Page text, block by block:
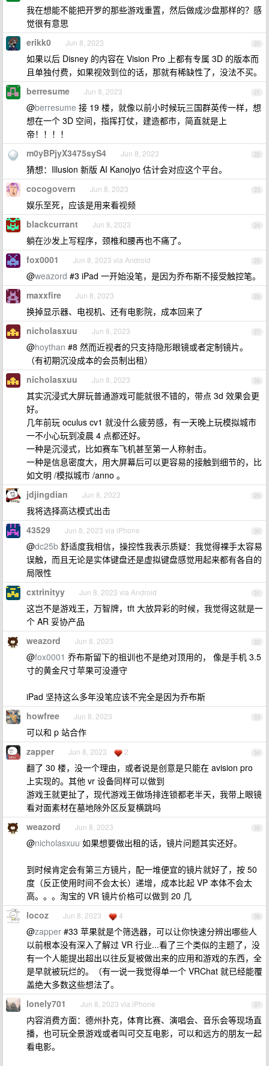
我在想能不能把开罗的那些游戏重置，然后做成沙盘那样的？感
觉很有意思
20
erikk0 Jun 8, 2023
如果以后 Disney 的内容在 Vision Pro 上都有专属 3D 的版本而
且单独付费，如果视效到位的话，那就有稀缺性了，没法不买。
21
berresume Jun 8, 2023
@berresume 接 19 楼，就像以前小时候玩三国群英传一样，想
想在一个 3D 空间，指挥打仗，建造都市，简直就是上
帝！！！！
22
m0yBPjyX3475syS4 Jun 8, 2023
猜想：Illusion 新版 AI Kanojyo 估计会对应这个平台。
23
cocogovern Jun 8, 2023
娱乐至死，应该是用来看视频
24
blackcurrant Jun 8, 2023
躺在沙发上写程序，颈椎和腰再也不痛了。
25
fox0001 Jun 8, 2023 via Android
@weazord #3 iPad 一开始没笔，是因为乔布斯不接受触控笔。
26
maxxfire Jun 8, 2023
换掉显示器、电视机、还有电影院，成本回来了
27
nicholasxuu Jun 8, 2023
@hoythan #8 然而近视者的只支持隐形眼镜或者定制镜片。
（有初期沉没成本的会员制出租）
28
nicholasxuu Jun 8, 2023
其实沉浸式大屏玩普通游戏可能就很不错的，带点 3d 效果会更
好。
几年前玩 oculus cv1 就没什么疲劳感，有一天晚上玩模拟城市
一不小心玩到凌晨 4 点都还好。
一种是沉浸式，比如赛车飞机甚至第一人称射击。
一种是信息密度大，用大屏幕后可以更容易的接触到细节的，比
如文明 /模拟城市 /anno 。
29
jdjingdian Jun 8, 2023
我将选择高达模式出击
30
43529 Jun 8, 2023 via iPhone
@dc25b 舒适度我相信，操控性我表示质疑：我觉得裸手太容易
误触，而且无论是实体键盘还是虚拟键盘感觉用起来都有各自的
局限性
31
cxtrinityy Jun 8, 2023 via Android
这岂不是游戏王，万智牌，tft 大放异彩的时候，我觉得这就是一
个 AR 妥协产品
32
weazord Jun 8, 2023
@fox0001 乔布斯留下的祖训也不是绝对顶用的， 像是手机 3.5
寸的黄金尺寸苹果可没遵守
iPad 坚持这么多年没笔应该不完全是因为乔布斯
33
howfree Jun 8, 2023
可以和 p 站合作
34
zapper Jun 8, 2023 2
翻了 30 楼，没一个理由，或者说是创意是只能在 avision pro
上实现的。其他 vr 设备同样可以做到
游戏王就更扯了，现代游戏王做场排连锁都老半天，我带上眼镜
看对面素材在墓地除外区反复横跳吗
35
weazord Jun 8, 2023
@nicholasxuu 如果想要做出租的话，镜片问题其实还好。
到时候肯定会有第三方镜片，配一堆便宜的镜片就好了，按 50
度（反正使用时间不会太长）递增，成本比起 VP 本体不会太
高。。。淘宝的 VR 镜片价格可以做到 20 几
36
locoz Jun 8, 2023 4
@zapper #33 苹果就是个筛选器，可以让你快速分辨出哪些人
以前根本没有深入了解过 VR 行业...看了三个类似的主题了，没
有一个人能提出超出以往反复被做出来的应用和游戏的东西，全
是早就被玩烂的。（有一说一我觉得单一个 VRChat 就已经能覆
盖绝大多数这些想法了。
37
lonely701 Jun 8, 2023 via iPhone
内容消费方面：德州扑克，体育比赛、演唱会、音乐会等现场直
播，也可玩全景游戏或者叫可交互电影，可以和远方的朋友一起
看电影。